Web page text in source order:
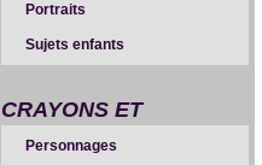
Portraits
Sujets enfants
CRAYONS ET
SANGUINES
Personnages